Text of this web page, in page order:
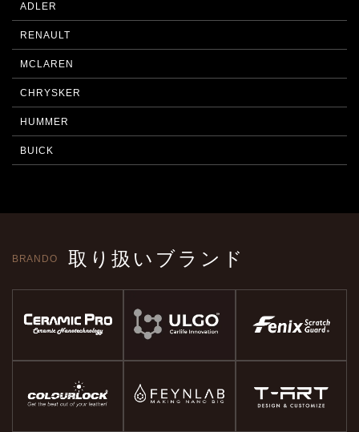
ADLER
RENAULT
MCLAREN
CHRYSKER
HUMMER
BUICK
BRANDO 取り扱いブランド